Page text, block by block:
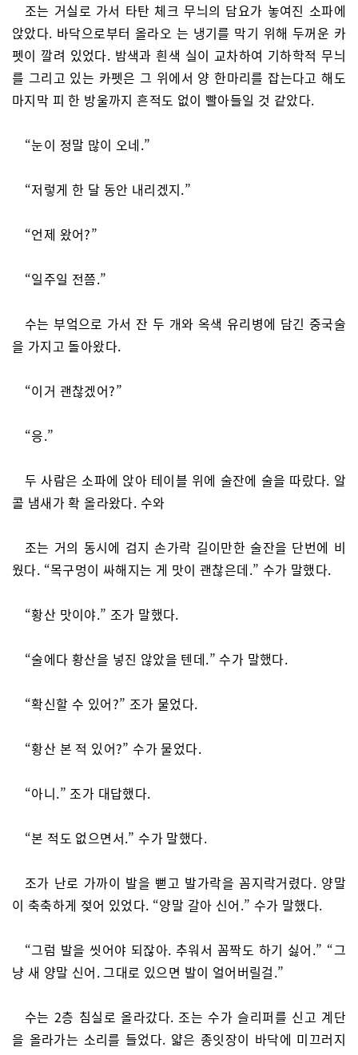
조는 거실로 가서 타탄 체크 무늬의 담요가 놓여진 소파에
앉았다. 바닥으로부터 올라오 는 냉기를 막기 위해 두꺼운 카
펫이 깔려 있었다. 밤색과 흰색 실이 교차하여 기하학적 무늬
를 그리고 있는 카펫은 그 위에서 양 한마리를 잡는다고 해도
마지막 피 한 방울까지 흔적도 없이 빨아들일 것 같았다.
“눈이 정말 많이 오네.”
“저렇게 한 달 동안 내리겠지.”
“언제 왔어?”
“일주일 전쯤.”
수는 부엌으로 가서 잔 두 개와 옥색 유리병에 담긴 중국술
을 가지고 돌아왔다.
“이거 괜찮겠어?”
“응.”
두 사람은 소파에 앉아 테이블 위에 술잔에 술을 따랐다. 알
콜 냄새가 확 올라왔다. 수와
조는 거의 동시에 검지 손가락 길이만한 술잔을 단번에 비
웠다. “목구멍이 싸해지는 게 맛이 괜찮은데.” 수가 말했다.
“황산 맛이야.” 조가 말했다.
“술에다 황산을 넣진 않았을 텐데.” 수가 말했다.
“확신할 수 있어?” 조가 물었다.
“황산 본 적 있어?” 수가 물었다.
“아니.” 조가 대답했다.
“본 적도 없으면서.” 수가 말했다.
조가 난로 가까이 발을 뻗고 발가락을 꼼지락거렸다. 양말
이 축축하게 젖어 있었다. “양말 갈아 신어.” 수가 말했다.
“그럼 발을 씻어야 되잖아. 추워서 꼼짝도 하기 싫어.” “그
냥 새 양말 신어. 그대로 있으면 발이 얼어버릴걸.”
수는 2층 침실로 올라갔다. 조는 수가 슬리퍼를 신고 계단
을 올라가는 소리를 들었다. 얇은 종잇장이 바닥에 미끄러지